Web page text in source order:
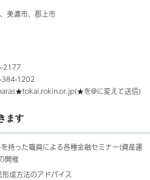
美濃市、郡上市
2177
384-1202
を@に変えて送信)
ます
持った職員による各種金融セミナー(資産運
開催
成方法のアドバイス